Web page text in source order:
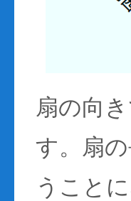
扇の向
す。扇
うこと